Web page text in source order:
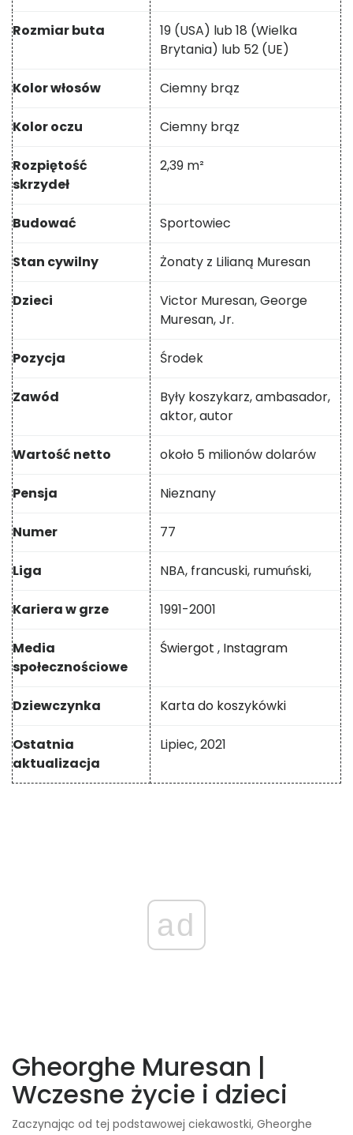
Rozmiar buta
19 (USA) lub 18 (Wielka
Brytania) lub 52 (UE)
Kolor włosów Ciemny brąz
Kolor oczu Ciemny brąz
Rozpiętość
skrzydeł
2,39 m²
Budować Sportowiec
Stan cywilny Żonaty z Lilianą Muresan
Dzieci
Victor Muresan, George
Muresan, Jr.
Pozycja Środek
Zawód
Były koszykarz, ambasador,
aktor, autor
Wartość netto około 5 milionów dolarów
Pensja Nieznany
Numer 77
Liga NBA, francuski, rumuński,
Kariera w grze 1991-2001
Media
społecznościowe
Świergot , Instagram
Dziewczynka Karta do koszykówki
Ostatnia
aktualizacja
Lipiec, 2021
ad
Gheorghe Muresan |
Wczesne życie i dzieci
Zaczynając od tej podstawowej ciekawostki, Gheorghe